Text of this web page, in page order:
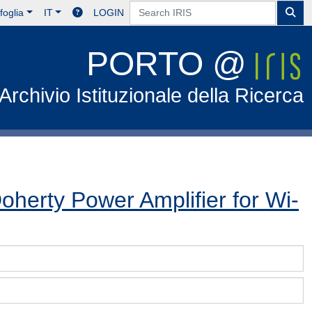
IT LOGIN
PORTO @
Istituzionale della Ricerca
Power Amplifier for Wi-